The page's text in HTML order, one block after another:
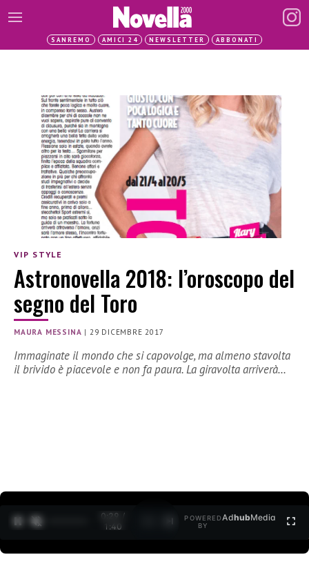
SANREMO AMICI 24 NEWSLETTER ABBONATI
VIP STYLE
Astronovella 2018: l’oroscopo del
segno del Toro
MAURA MESSINA | 29 DICEMBRE 2017
Immaginate il mondo che si capovolge, ma almeno stavolta
il brivido è piacevole e non fa paura. La giravolta arriverà…
0:30 /
1:40
POWERED
BY
AdhubMedia